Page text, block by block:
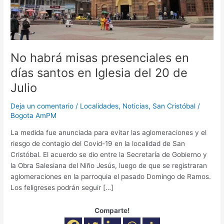
No habrá misas presenciales en
días santos en Iglesia del 20 de
Julio
Deja un comentario / Localidades, Noticias, San Cristóbal /
Bogota AmPM
La medida fue anunciada para evitar las aglomeraciones y el
riesgo de contagio del Covid-19 en la localidad de San
Cristóbal. El acuerdo se dio entre la Secretaría de Gobierno y
la Obra Salesiana del Niño Jesús, luego de que se registraran
aglomeraciones en la parroquia el pasado Domingo de Ramos.
Los feligreses podrán seguir […]
Comparte!
del
20
de
Julio